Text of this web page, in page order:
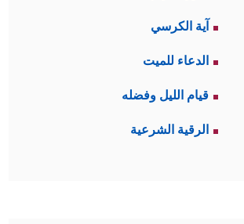
آية الكرسي
الدعاء للميت
قيام الليل وفضله
الرقية الشرعية